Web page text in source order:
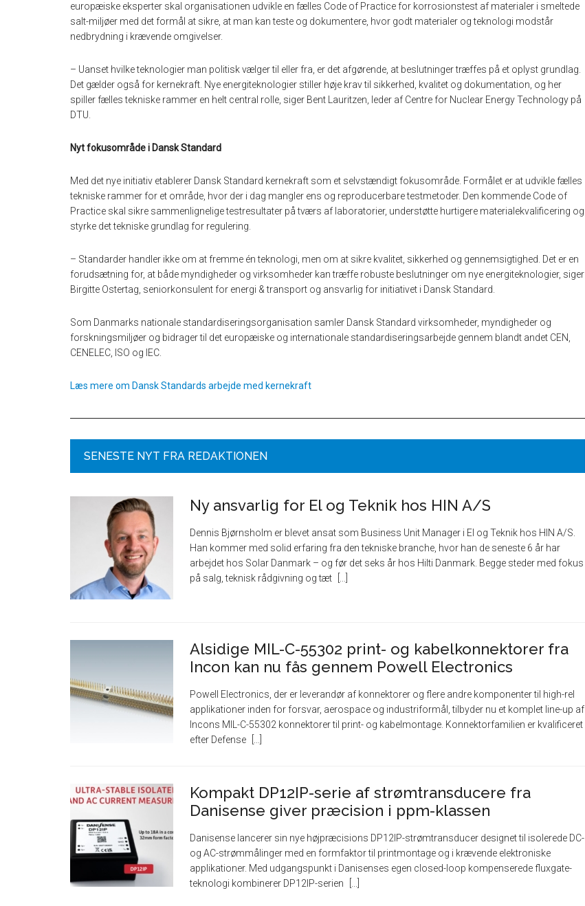
europæiske eksperter skal organisationen udvikle en fælles Code of Practice for korrosionstest af materialer i smeltede
salt-miljøer med det formål at sikre, at man kan teste og dokumentere, hvor godt materialer og teknologi modstår
nedbrydning i krævende omgivelser.
– Uanset hvilke teknologier man politisk vælger til eller fra, er det afgørende, at beslutninger træffes på et oplyst grundlag.
Det gælder også for kernekraft. Nye energiteknologier stiller høje krav til sikkerhed, kvalitet og dokumentation, og her
spiller fælles tekniske rammer en helt central rolle, siger Bent Lauritzen, leder af Centre for Nuclear Energy Technology på
DTU.
Nyt fokusområde i Dansk Standard
Med det nye initiativ etablerer Dansk Standard kernekraft som et selvstændigt fokusområde. Formålet er at udvikle fælles
tekniske rammer for et område, hvor der i dag mangler ens og reproducerbare testmetoder. Den kommende Code of
Practice skal sikre sammenlignelige testresultater på tværs af laboratorier, understøtte hurtigere materialekvalificering og
styrke det tekniske grundlag for regulering.
– Standarder handler ikke om at fremme én teknologi, men om at sikre kvalitet, sikkerhed og gennemsigtighed. Det er en
forudsætning for, at både myndigheder og virksomheder kan træffe robuste beslutninger om nye energiteknologier, siger
Birgitte Ostertag, seniorkonsulent for energi & transport og ansvarlig for initiativet i Dansk Standard.
Som Danmarks nationale standardiseringsorganisation samler Dansk Standard virksomheder, myndigheder og
forskningsmiljøer og bidrager til det europæiske og internationale standardiseringsarbejde gennem blandt andet CEN,
CENELEC, ISO og IEC.
Læs mere om Dansk Standards arbejde med kernekraft
SENESTE NYT FRA REDAKTIONEN
Ny ansvarlig for El og Teknik hos HIN A/S
Dennis Bjørnsholm er blevet ansat som Business Unit Manager i El og Teknik hos HIN A/S.
Han kommer med solid erfaring fra den tekniske branche, hvor han de seneste 6 år har
arbejdet hos Solar Danmark – og før det seks år hos Hilti Danmark. Begge steder med fokus
på salg, teknisk rådgivning og tæt
Alsidige MIL-C-55302 print- og kabelkonnektorer fra
Incon kan nu fås gennem Powell Electronics
Powell Electronics, der er leverandør af konnektorer og flere andre komponenter til high-rel
applikationer inden for forsvar, aerospace og industriformål, tilbyder nu et komplet line-up af
Incons MIL-C-55302 konnektorer til print- og kabelmontage. Konnektorfamilien er kvalificeret
efter Defense
Kompakt DP12IP-serie af strømtransducere fra
Danisense giver præcision i ppm-klassen
Danisense lancerer sin nye højpræcisions DP12IP-strømtransducer designet til isolerede DC-
og AC-strømmålinger med en formfaktor til printmontage og i krævende elektroniske
applikationer. Med udgangspunkt i Danisenses egen closed-loop kompenserede fluxgate-
teknologi kombinerer DP12IP-serien